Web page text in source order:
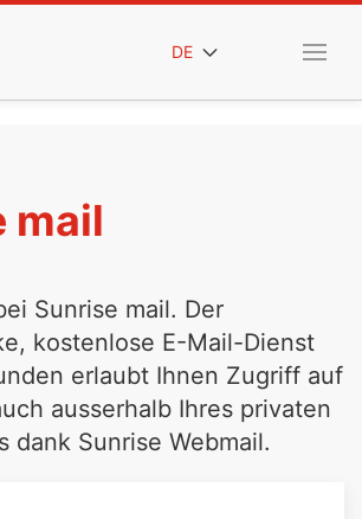
DE
mail
Sunrise mail. Der
kostenlose E-Mail-Dienst
erlaubt Ihnen Zugriff auf
ausserhalb Ihres privaten
dank Sunrise Webmail.